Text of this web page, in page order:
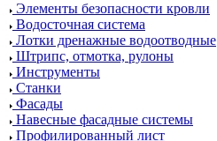
Элементы безопасности кровли
Водосточная система
Лотки дренажные водоотводные
Штрипс, отмотка, рулоны
Инструменты
Станки
Фасады
Навесные фасадные системы
Профилированный лист